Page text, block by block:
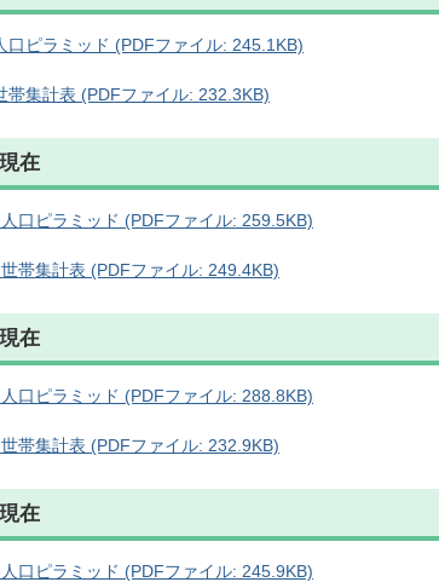
口ピラミッド (PDFファイル: 245.1KB)
帯集計表 (PDFファイル: 232.3KB)
在
口ピラミッド (PDFファイル: 259.5KB)
帯集計表 (PDFファイル: 249.4KB)
在
口ピラミッド (PDFファイル: 288.8KB)
帯集計表 (PDFファイル: 232.9KB)
在
口ピラミッド (PDFファイル: 245.9KB)